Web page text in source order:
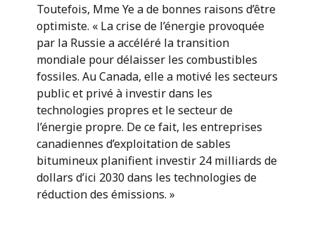
Toutefois, Mme Ye a de bonnes raisons d’être
optimiste. « La crise de l’énergie provoquée
par la Russie a accéléré la transition
mondiale pour délaisser les combustibles
fossiles. Au Canada, elle a motivé les secteurs
public et privé à investir dans les
technologies propres et le secteur de
l’énergie propre. De ce fait, les entreprises
canadiennes d’exploitation de sables
bitumineux planifient investir 24 milliards de
dollars d’ici 2030 dans les technologies de
réduction des émissions. »